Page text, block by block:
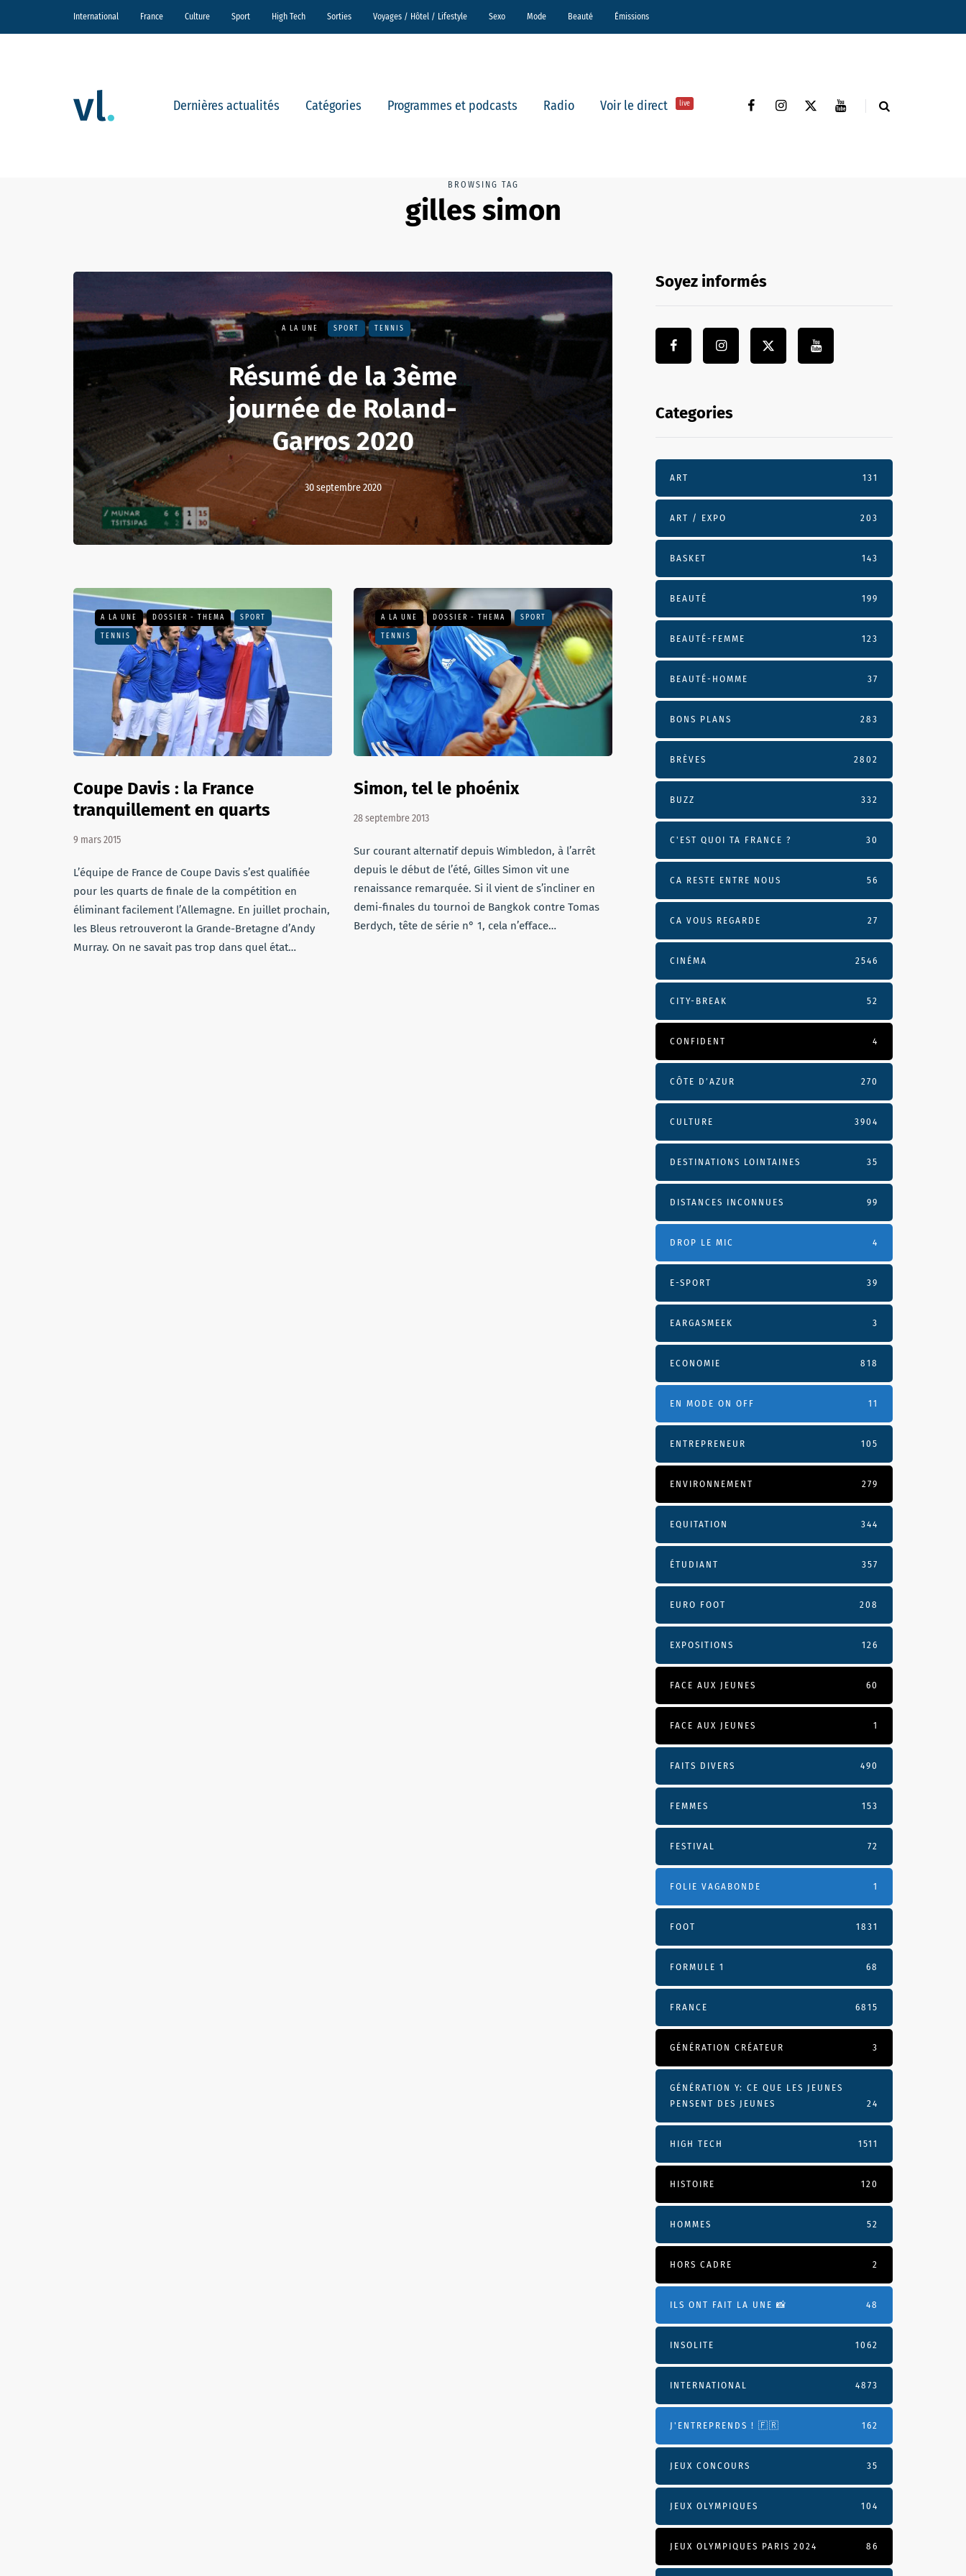
International France Culture Sport High Tech Sorties Voyages / Hôtel / Lifestyle Sexo Mode Beauté Émissions
Dernières actualités Catégories Programmes et podcasts Radio Voir le direct live
BROWSING TAG
gilles simon
A LA UNE SPORT TENNIS
Résumé de la 3ème
journée de Roland-
Garros 2020
30 septembre 2020
A LA UNE DOSSIER - THEMA SPORT
TENNIS
Coupe Davis : la France
tranquillement en quarts
9 mars 2015
L’équipe de France de Coupe Davis s’est qualifiée
pour les quarts de finale de la compétition en
éliminant facilement l’Allemagne. En juillet prochain,
les Bleus retrouveront la Grande-Bretagne d’Andy
Murray. On ne savait pas trop dans quel état…
A LA UNE DOSSIER - THEMA SPORT
TENNIS
Simon, tel le phoénix
28 septembre 2013
Sur courant alternatif depuis Wimbledon, à l’arrêt
depuis le début de l’été, Gilles Simon vit une
renaissance remarquée. Si il vient de s’incliner en
demi-finales du tournoi de Bangkok contre Tomas
Berdych, tête de série n° 1, cela n’efface…
Soyez informés
Categories
ART 131
ART / EXPO 203
BASKET 143
BEAUTÉ 199
BEAUTÉ-FEMME 123
BEAUTÉ-HOMME 37
BONS PLANS 283
BRÈVES 2802
BUZZ 332
C'EST QUOI TA FRANCE ? 30
CA RESTE ENTRE NOUS 56
CA VOUS REGARDE 27
CINÉMA 2546
CITY-BREAK 52
CONFIDENT 4
CÔTE D’AZUR 270
CULTURE 3904
DESTINATIONS LOINTAINES 35
DISTANCES INCONNUES 99
DROP LE MIC 4
E-SPORT 39
EARGASMEEK 3
ECONOMIE 818
EN MODE ON OFF 11
ENTREPRENEUR 105
ENVIRONNEMENT 279
EQUITATION 344
ÉTUDIANT 357
EURO FOOT 208
EXPOSITIONS 126
FACE AUX JEUNES 60
FACE AUX JEUNES 1
FAITS DIVERS 490
FEMMES 153
FESTIVAL 72
FOLIE VAGABONDE 1
FOOT 1831
FORMULE 1 68
FRANCE 6815
GÉNÉRATION CRÉATEUR 3
GÉNÉRATION Y: CE QUE LES JEUNES
PENSENT DES JEUNES
24
HIGH TECH 1511
HISTOIRE 120
HOMMES 52
HORS CADRE 2
ILS ONT FAIT LA UNE 📸 48
INSOLITE 1062
INTERNATIONAL 4873
J'ENTREPRENDS ! 🇫🇷 162
JEUX CONCOURS 35
JEUX OLYMPIQUES 104
JEUX OLYMPIQUES PARIS 2024 86